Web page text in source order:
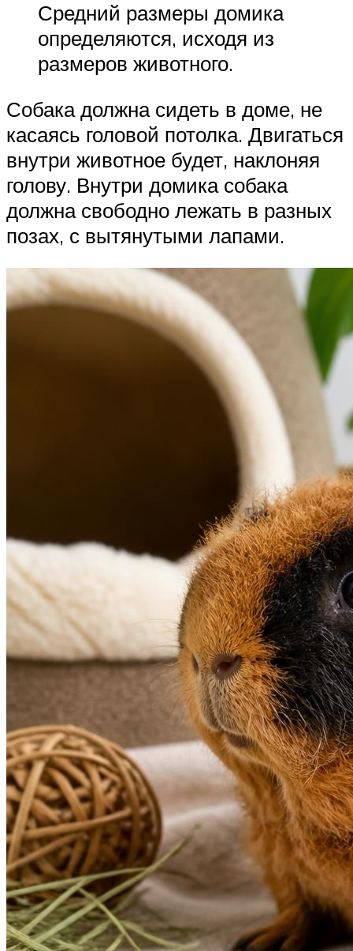
Средний размеры домика
определяются, исходя из
размеров животного.
Собака должна сидеть в доме, не
касаясь головой потолка. Двигаться
внутри животное будет, наклоняя
голову. Внутри домика собака
должна свободно лежать в разных
позах, с вытянутыми лапами.